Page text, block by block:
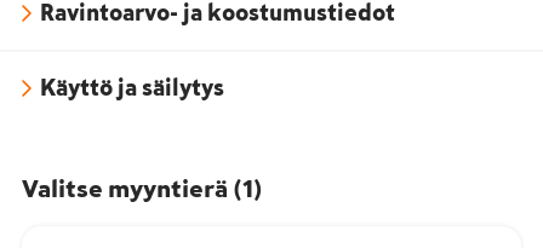
Ravintoarvo- ja koostumustiedot
Käyttö ja säilytys
Valitse myyntierä (1)